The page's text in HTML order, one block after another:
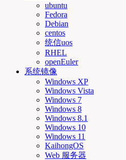
ubuntu
Fedora
Debian
centos
统信uos
RHEL
openEuler
系统镜像
Windows XP
Windows Vista
Windows 7
Windows 8
Windows 8.1
Windows 10
Windows 11
KaihongOS
Web 服务器